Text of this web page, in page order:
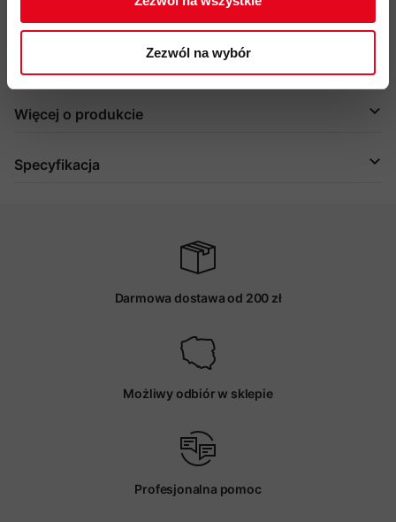
Zezwól na wybór
Wear, materiały pochodzące z recyklingu, ZERO CO
Więcej o produkcie
Specyfikacja
Darmowa dostawa od 200 zł
Możliwy odbiór w sklepie
Profesjonalna pomoc